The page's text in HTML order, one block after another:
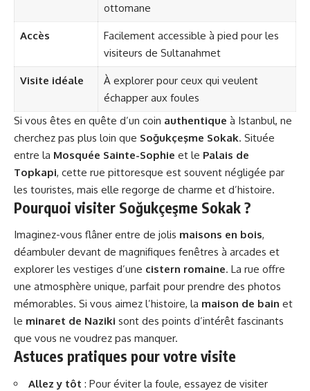
ottomane
Accès
Facilement accessible à pied pour les
visiteurs de Sultanahmet
Visite idéale
À explorer pour ceux qui veulent
échapper aux foules
Si vous êtes en quête d’un coin authentique à Istanbul, ne
cherchez pas plus loin que Soğukçeşme Sokak. Située
entre la Mosquée Sainte-Sophie et le Palais de
Topkapi, cette rue pittoresque est souvent négligée par
les touristes, mais elle regorge de charme et d’histoire.
Pourquoi visiter Soğukçeşme Sokak ?
Imaginez-vous flâner entre de jolis maisons en bois,
déambuler devant de magnifiques fenêtres à arcades et
explorer les vestiges d’une cistern romaine. La rue offre
une atmosphère unique, parfait pour prendre des photos
mémorables. Si vous aimez l’histoire, la maison de bain et
le minaret de Naziki sont des points d’intérêt fascinants
que vous ne voudrez pas manquer.
Astuces pratiques pour votre visite
Allez y tôt : Pour éviter la foule, essayez de visiter